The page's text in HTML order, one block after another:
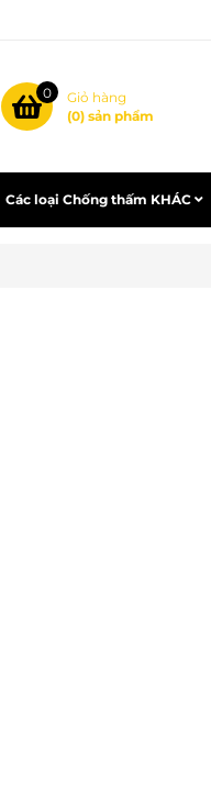
0
Giỏ hàng
(0) sản phẩm
Các loại Chống thấm KHÁC